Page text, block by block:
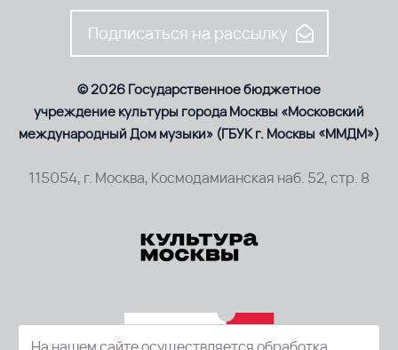
Подписаться на рассылку
© 2026 Государственное бюджетное
учреждение культуры города Москвы «Московский
международный Дом музыки» (ГБУК г. Москвы «ММДМ»)
115054, г. Москва, Космодамианская наб. 52, стр. 8